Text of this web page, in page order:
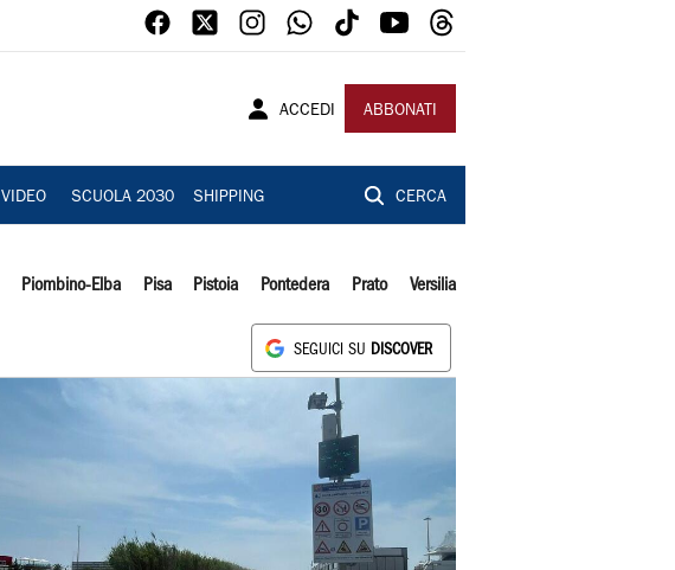
ACCEDI ABBONATI
VIDEO SCUOLA 2030 SHIPPING CERCA
Piombino-Elba Pisa Pistoia Pontedera Prato Versilia
SEGUICI SU DISCOVER